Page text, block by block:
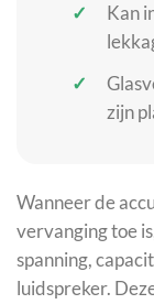
Kan
zijn
Wanneer de
vervanging toe
spanning,
luidspreker.